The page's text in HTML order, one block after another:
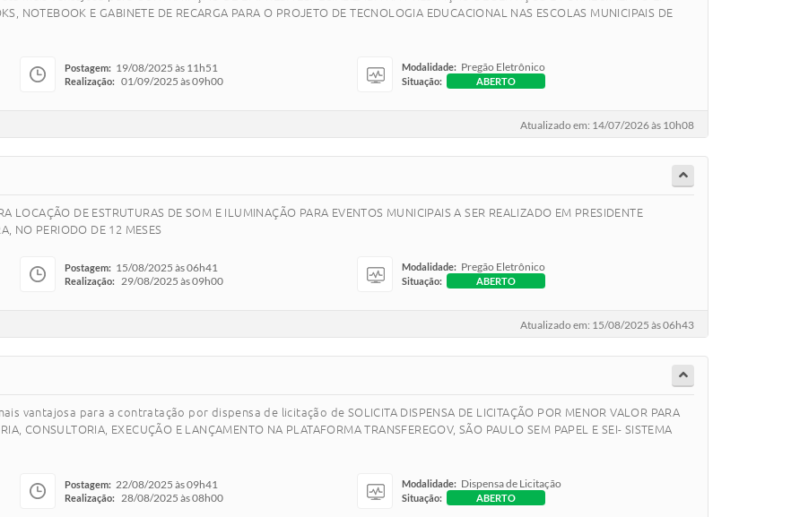
NOTEBOOK E GABINETE DE RECARGA PARA O PROJETO DE TECNOLOGIA EDUCACIONAL NAS ESCOLAS MUNICIPAIS DE
Postagem: 19/08/2025 às 11h51
Realização: 01/09/2025 às 09h00
Modalidade: Pregão Eletrônico
Situação: ABERTO
Atualizado em: 14/07/2026 às 10h08
LOCAÇÃO DE ESTRUTURAS DE SOM E ILUMINAÇÃO PARA EVENTOS MUNICIPAIS A SER REALIZADO EM PRESIDENTE
NO PERIODO DE 12 MESES
Postagem: 15/08/2025 às 06h41
Realização: 29/08/2025 às 09h00
Modalidade: Pregão Eletrônico
Situação: ABERTO
Atualizado em: 15/08/2025 às 06h43
para a contratação por dispensa de licitação de SOLICITA DISPENSA DE LICITAÇÃO POR MENOR VALOR PARA
CONSULTORIA, EXECUÇÃO E LANÇAMENTO NA PLATAFORMA TRANSFEREGOV, SÃO PAULO SEM PAPEL E SEI- SISTEMA
Postagem: 22/08/2025 às 09h41
Realização: 28/08/2025 às 08h00
Modalidade: Dispensa de Licitação
Situação: ABERTO